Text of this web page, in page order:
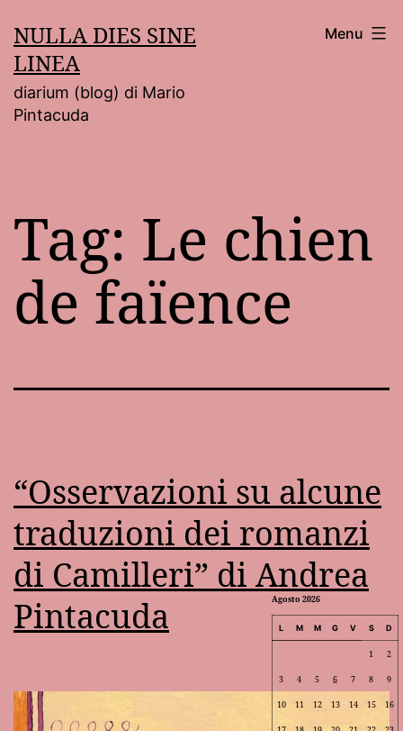
al
contenuto
NULLA DIES SINE
LINEA
diarium (blog) di Mario
Pintacuda
Menu
Tag: Le chien
de faïence
“Osservazioni su alcune
traduzioni dei romanzi
di Camilleri” di Andrea
Pintacuda
Agosto 2026
L M M G V S D
1 2
3 4 5 6 7 8 9
10 11 12 13 14 15 16